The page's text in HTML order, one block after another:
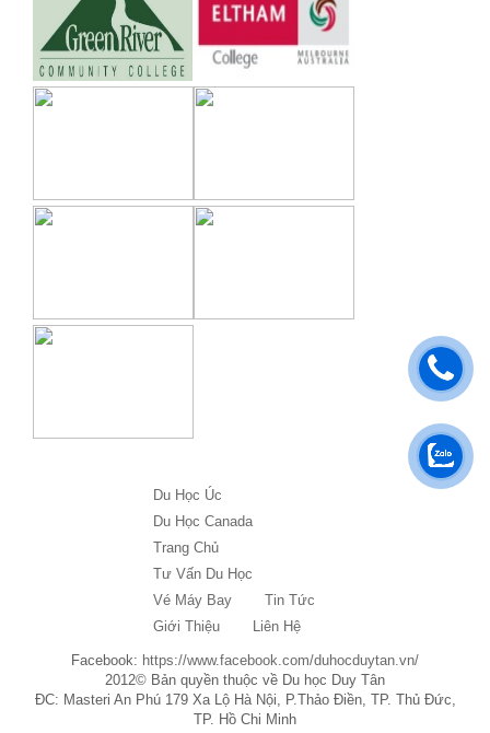
Du Học Úc
Du Học Canada
Trang Chủ
Tư Vấn Du Học
Vé Máy Bay
Tin Tức
Giới Thiệu
Liên Hệ
Facebook: https://www.facebook.com/duhocduytan.vn/
2012© Bản quyền thuộc về Du học Duy Tân
ĐC: Masteri An Phú 179 Xa Lộ Hà Nội, P.Thảo Điền, TP. Thủ Đức,
TP. Hồ Chi Minh